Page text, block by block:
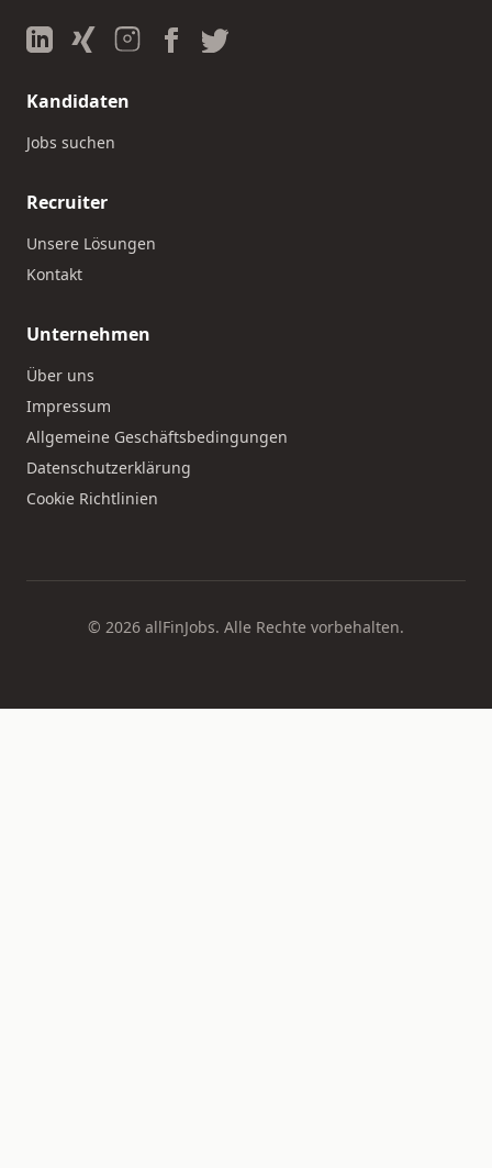
Kandidaten
Jobs suchen
Recruiter
Unsere Lösungen
Kontakt
Unternehmen
Über uns
Impressum
Allgemeine Geschäftsbedingungen
Datenschutzerklärung
Cookie Richtlinien
© 2026 allFinJobs. Alle Rechte vorbehalten.